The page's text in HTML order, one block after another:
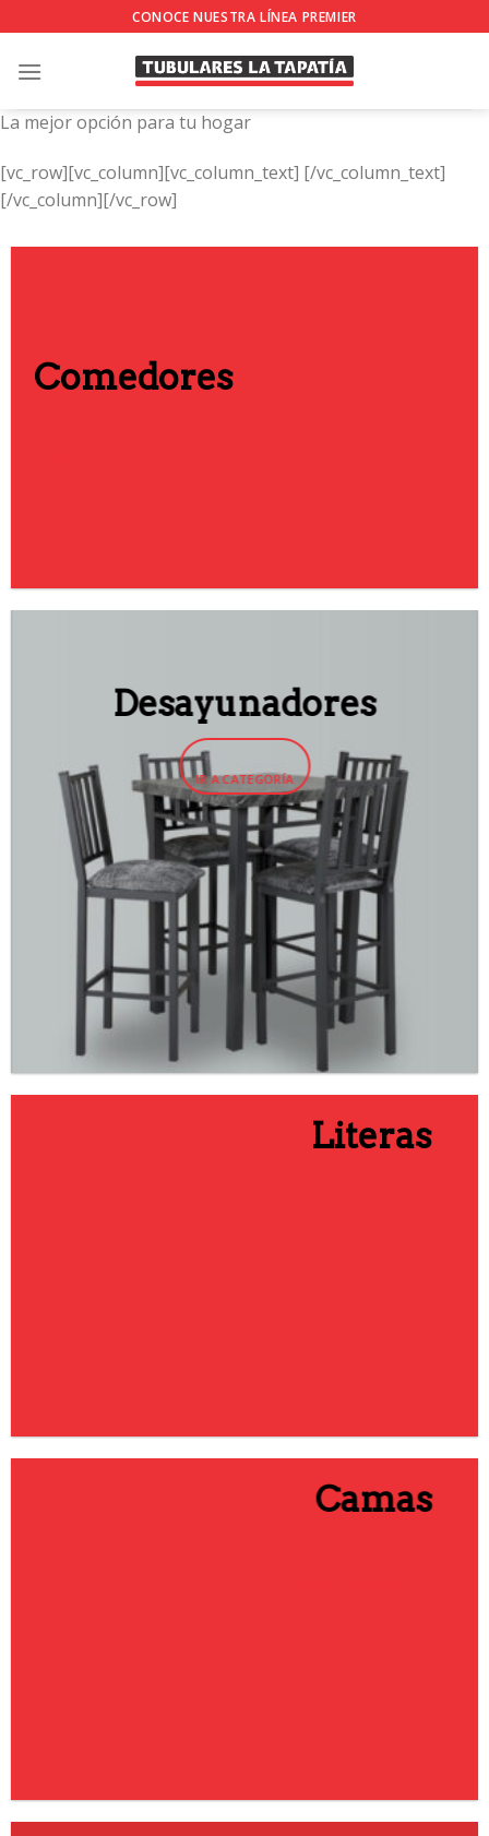
to
content
CONOCE NUESTRA LÍNEA PREMIER
La mejor opción para tu hogar
[vc_row][vc_column][vc_column_text] [/vc_column_text]
[/vc_column][/vc_row]
Comedores
Desayunadores
IR A CATEGORÍA
Literas
Camas